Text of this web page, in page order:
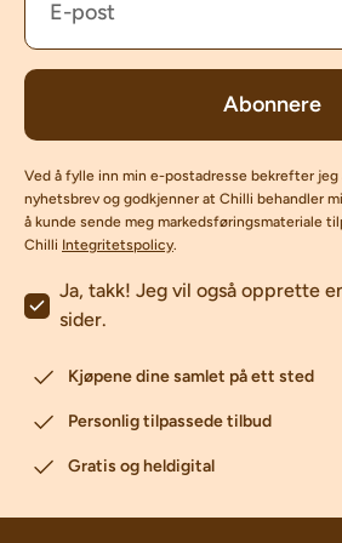
Abonnere
Ved å fylle inn min e-postadresse bekrefter jeg
nyhetsbrev og godkjenner at Chilli behandler
å kunde sende meg markedsføringsmateriale
Chilli Integritetspolicy.
Ja, takk! Jeg vil også opprette
sider.
Kjøpene dine samlet på ett sted
Personlig tilpassede tilbud
Gratis og heldigital